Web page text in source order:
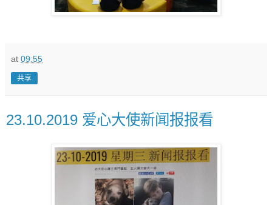
at 09:55
共享
23.10.2019 爱心大使新闻报报看